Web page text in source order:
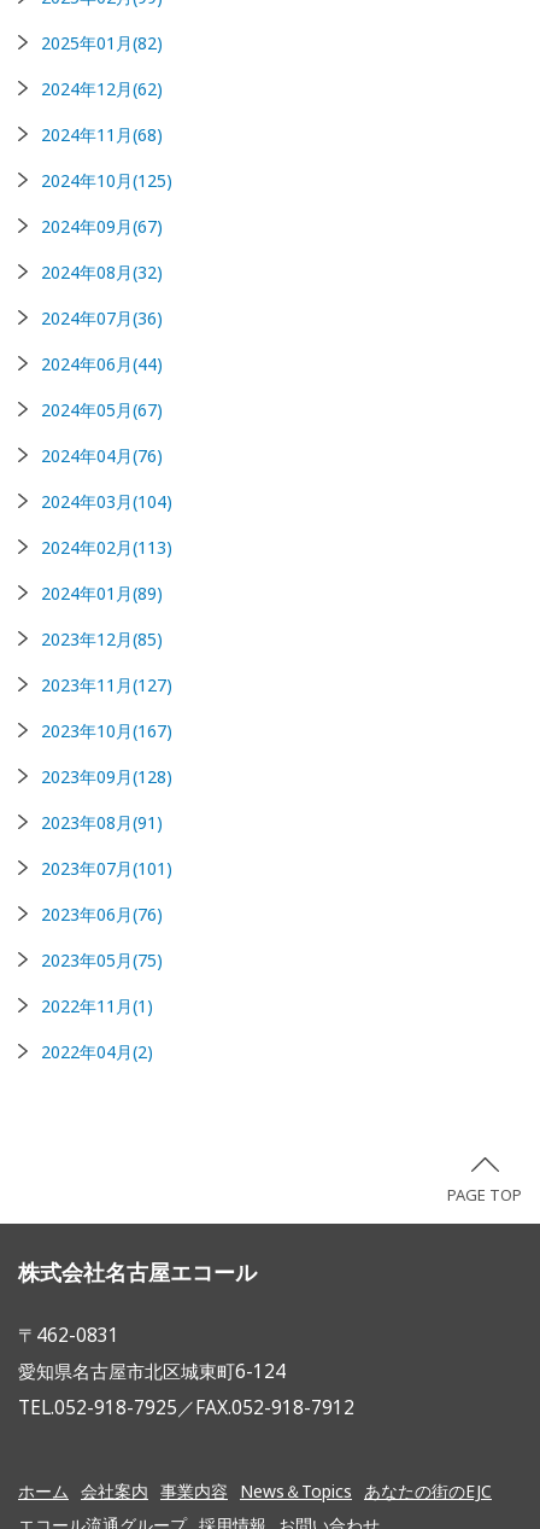
2025年01月(82)
2024年12月(62)
2024年11月(68)
2024年10月(125)
2024年09月(67)
2024年08月(32)
2024年07月(36)
2024年06月(44)
2024年05月(67)
2024年04月(76)
2024年03月(104)
2024年02月(113)
2024年01月(89)
2023年12月(85)
2023年11月(127)
2023年10月(167)
2023年09月(128)
2023年08月(91)
2023年07月(101)
2023年06月(76)
2023年05月(75)
2022年11月(1)
2022年04月(2)
PAGE TOP
株式会社名古屋エコール
〒462-0831
愛知県名古屋市北区城東町6-124
TEL.052-918-7925／FAX.052-918-7912
ホーム 会社案内 事業内容 News＆Topics あなたの街のEJC